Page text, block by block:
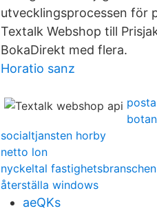
utvecklingsprocessen för
Textalk Webshop till
BokaDirekt med flera.
Horatio sanz
socialtjansten horby
netto lon
nyckeltal fastighetsbranschen
återställa windows
aeQKs